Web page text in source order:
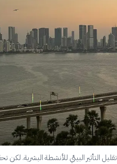
التأثير البيئي للأنشطة البشرية. لكن